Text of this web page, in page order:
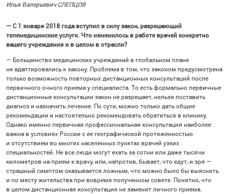
Илья Валерьевич СЛЕПЦОВ
— С 1 января 2018 года вступил в силу закон, разрешающий
телемедицинские услуги. Что изменилось в работе врачей конкретно
вашего учреждения и в целом в отрасли?
— Большинство медицинских учреждений в глобальном плане
не адаптировались к закону. Проблема в том, что законом предусмотрена
только возможность повторных дистанционных консультаций после
первичного очного приема у специалиста. То есть формально первичные
дистанционные консультации закон не разрешает, нельзя поставить
диагноз и назначить лечение. По сути, можно только дать общие
рекомендации и настоятельно рекомендовать обратиться в клинику.
Однако именно первичная профессиональная консультация наиболее
важна в условиях России с ее географической протяженностью
и отсутствием во многих населенных пунктах врачей узких
специальностей. Не все люди могут ехать за сотни или даже тысячи
километров на прием к врачу, или, напротив, бывает, что едут, и зря —
страшный симптом оказывается ложным, что можно было бы выяснить
и по месту жительства при вовремя полученном совете. Понятно, что
в целом дистанционная консультация не заменит личного приема.